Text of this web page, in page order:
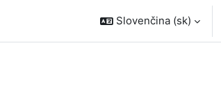
Slovenčina ‎(sk)‎